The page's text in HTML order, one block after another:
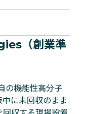
（創業準
機能性高分子
に未回収のまま